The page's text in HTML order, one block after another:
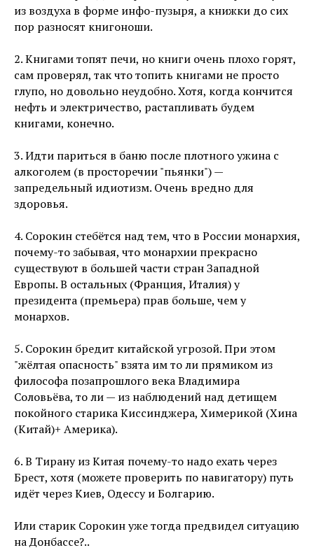
из воздуха в форме инфо-пузыря, а книжки до сих
пор разносят книгоноши.
2. Книгами топят печи, но книги очень плохо горят,
сам проверял, так что топить книгами не просто
глупо, но довольно неудобно. Хотя, когда кончится
нефть и электричество, растапливать будем
книгами, конечно.
3. Идти париться в баню после плотного ужина с
алкоголем (в просторечии "пьянки") —
запредельный идиотизм. Очень вредно для
здоровья.
4. Сорокин стебётся над тем, что в России монархия,
почему-то забывая, что монархии прекрасно
существуют в большей части стран Западной
Европы. В остальных (Франция, Италия) у
президента (премьера) прав больше, чем у
монархов.
5. Сорокин бредит китайской угрозой. При этом
"жёлтая опасность" взята им то ли прямиком из
философа позапрошлого века Владимира
Соловьёва, то ли — из наблюдений над детищем
покойного старика Киссинджера, Химерикой (Хина
(Китай)+ Америка).
6. В Тирану из Китая почему-то надо ехать через
Брест, хотя (можете проверить по навигатору) путь
идёт через Киев, Одессу и Болгарию.
Или старик Сорокин уже тогда предвидел ситуацию
на Донбассе?..